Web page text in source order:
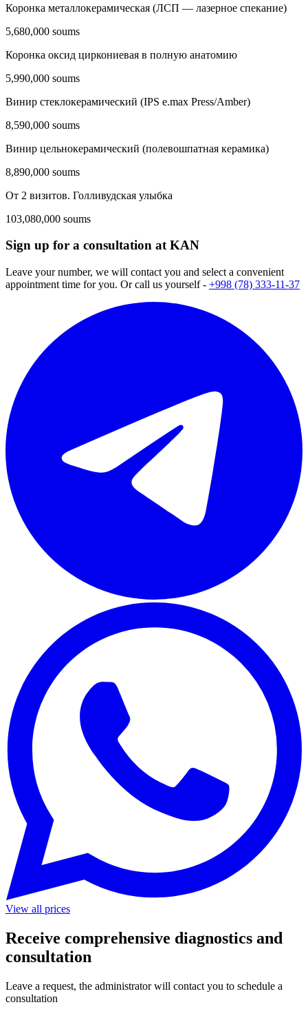
Коронка металлокерамическая (ЛСП — лазерное спекание)
5,680,000 soums
Коронка оксид циркониевая в полную анатомию
5,990,000 soums
Винир стеклокерамический (IPS e.max Press/Amber)
8,590,000 soums
Винир цельнокерамический (полевошпатная керамика)
8,890,000 soums
От 2 визитов. Голливудская улыбка
103,080,000 soums
Sign up for a consultation at KAN
Leave your number, we will contact you and select a convenient
appointment time for you. Or call us yourself - +998 (78) 333-11-37
View all prices
Receive comprehensive diagnostics and
consultation
Leave a request, the administrator will contact you to schedule a
consultation